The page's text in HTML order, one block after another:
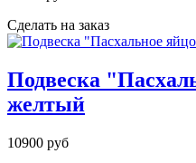
Сделать на заказ
Подвеска
желтый
10900 руб